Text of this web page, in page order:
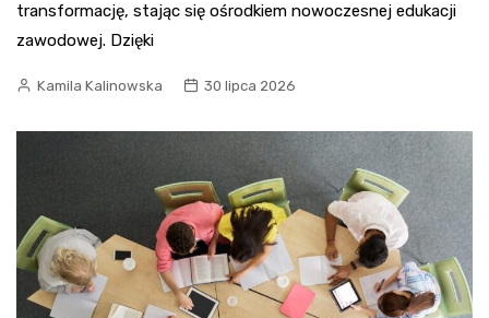
transformację, stając się ośrodkiem nowoczesnej edukacji
zawodowej. Dzięki
Kamila Kalinowska 30 lipca 2026